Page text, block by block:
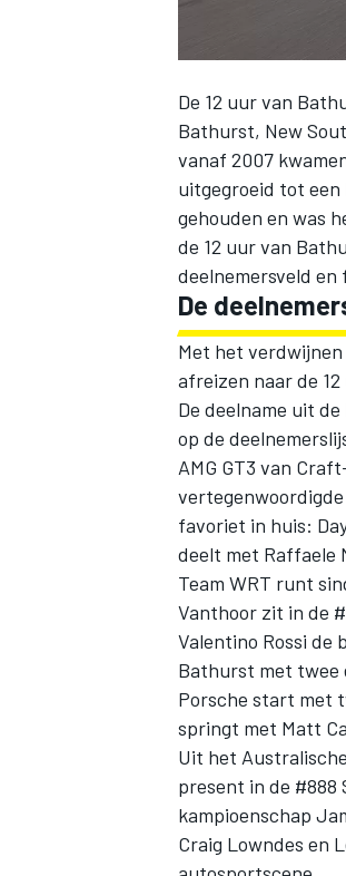
WEC
De 12 uur van
Bathurst, New
vanaf 2007
uitgegroeid tot een
gehouden en was
de 12 uur van
deelnemersveld
De
Met het
afreizen naar de
De deelname uit
op de
AMG GT3 van
favoriet in huis:
deelt met Raffaele
Team WRT runt
Vanthoor zit in de
Valentino Rossi de
Bathurst met twee
Porsche start met
springt met Matt
Uit het
present in de
kampioenschap
Craig Lowndes en